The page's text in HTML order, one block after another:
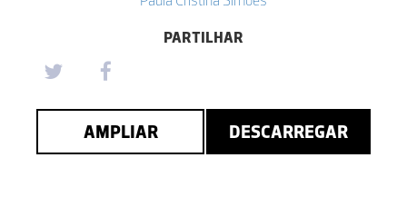
PARTILHAR
AMPLIAR DESCARREGAR